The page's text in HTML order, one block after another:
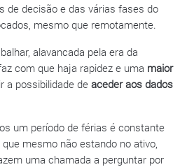
de decisão e das várias fases do
mesmo que remotamente.
alavancada pela era da
com que haja rapidez e uma maior
a possibilidade deaceder aos dados
um período de férias é constante
mesmo não estando no ativo,
uma chamada a perguntar por